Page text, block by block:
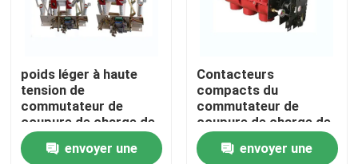
Maison
Produits
poids léger à haute
tension de
commutateur de
coupure de charge de
24kv 630a
envoyer une
Contacteurs
compacts du
commutateur de
coupure de charge de
l'air 12Kv du CEI
60265 troisenvoyer une